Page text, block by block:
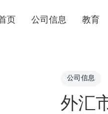
页 公司信息 教育
公司信息
外汇